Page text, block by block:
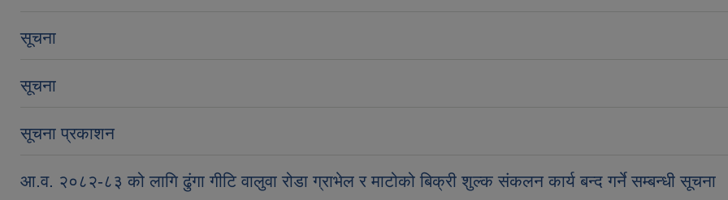
सूचना
सूचना
सूचना प्रकाशन
आ.व. २०८२-८३ को लागि ढुंगा गीटि वालुवा रोडा ग्राभेल र माटोको बिक्री शुल्क संकलन कार्य बन्द गर्ने सम्बन्धी सूचना